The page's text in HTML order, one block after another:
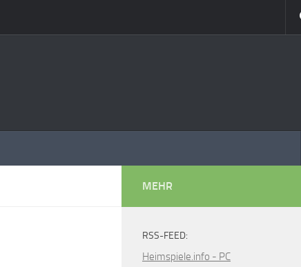
MEHR
RSS-FEED:
Heimspiele.info - PC